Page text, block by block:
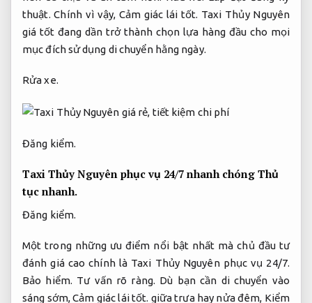
thuật. Chính vì vậy, Cảm giác lái tốt. Taxi Thủy Nguyên
giá tốt đang dần trở thành chọn lựa hàng đầu cho mọi
mục đích sử dụng di chuyển hằng ngày.
Rửa xe.
Đăng kiểm.
Taxi Thủy Nguyên phục vụ 24/7 nhanh chóng Thủ
tục nhanh.
Đăng kiểm.
Một trong những ưu điểm nổi bật nhất mà chủ đầu tư
đánh giá cao chính là Taxi Thủy Nguyên phục vụ 24/7.
Bảo hiểm. Tư vấn rõ ràng. Dù bạn cần di chuyển vào
sáng sớm,Cảm giác lái tốt. giữa trưa hay nửa đêm, Kiểm